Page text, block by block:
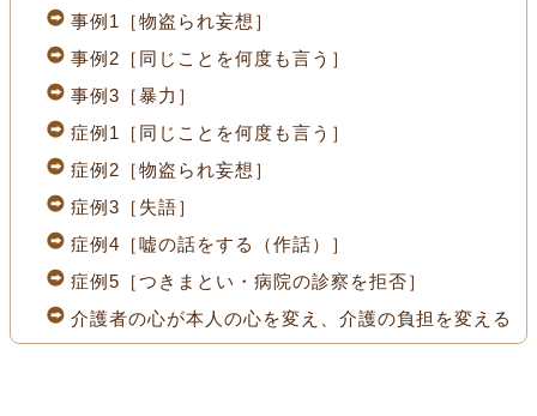
事例1［物盗られ妄想］
事例2［同じことを何度も言う］
事例3［暴力］
症例1［同じことを何度も言う］
症例2［物盗られ妄想］
症例3［失語］
症例4［嘘の話をする（作話）］
症例5［つきまとい・病院の診察を拒否］
介護者の心が本人の心を変え、介護の負担を変える